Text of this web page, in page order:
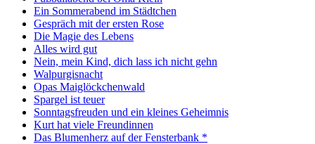
Ein Sommerabend im Städtchen
Gespräch mit der ersten Rose
Die Magie des Lebens
Alles wird gut
Nein, mein Kind, dich lass ich nicht gehn
Walpurgisnacht
Opas Maiglöckchenwald
Spargel ist teuer
Sonntagsfreuden und ein kleines Geheimnis
Kurt hat viele Freundinnen
Das Blumenherz auf der Fensterbank *